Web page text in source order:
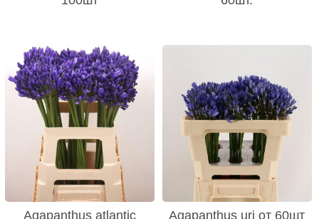
Agapanthus atlantic
Agapanthus uri от 60шт